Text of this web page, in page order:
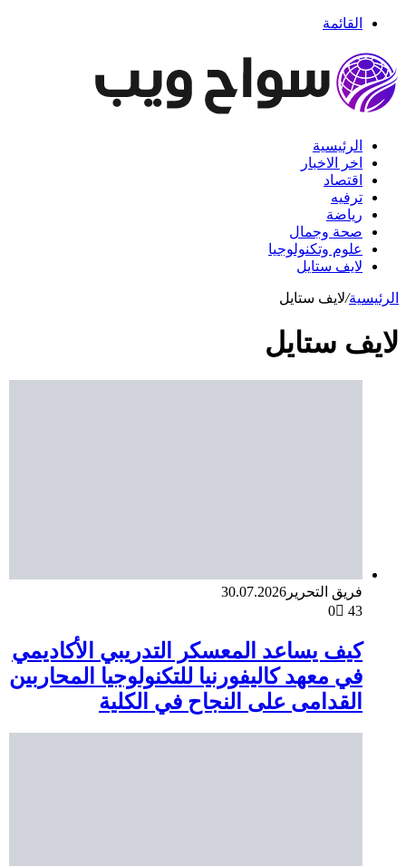
القائمة
الرئيسية
اخر الاخبار
اقتصاد
ترفيه
رياضة
صحة وجمال
علوم وتكنولوجيا
لايف ستايل
الرئيسية/لايف ستايل
لايف ستايل
فريق التحرير 30.07.2026
0
43
كيف يساعد المعسكر التدريبي الأكاديمي
في معهد كاليفورنيا للتكنولوجيا المحاربين
القدامى على النجاح في الكلية